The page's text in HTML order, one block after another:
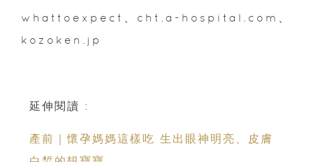
whattoexpect、cht.a-hospital.com、
kozoken.jp
延伸閱讀 :
產前｜懷孕媽媽這樣吃 生出眼神明亮、皮膚